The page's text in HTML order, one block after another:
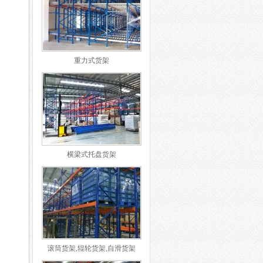
重力式货架
横梁式托盘货架
滚筒货架,辊轮货架,自滑货架